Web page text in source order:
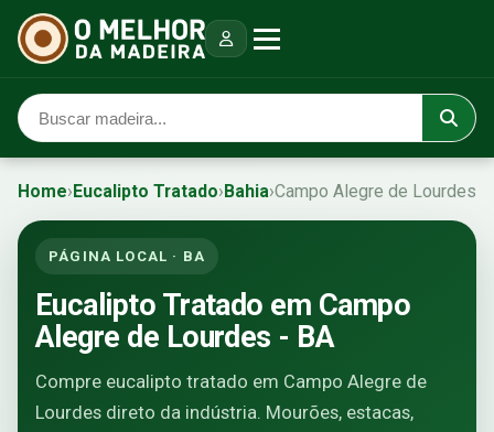
Home›Eucalipto Tratado›Bahia›Campo Alegre de Lourdes
PÁGINA LOCAL · BA
Eucalipto Tratado em Campo
Alegre de Lourdes - BA
Compre eucalipto tratado em Campo Alegre de
Lourdes direto da indústria. Mourões, estacas,